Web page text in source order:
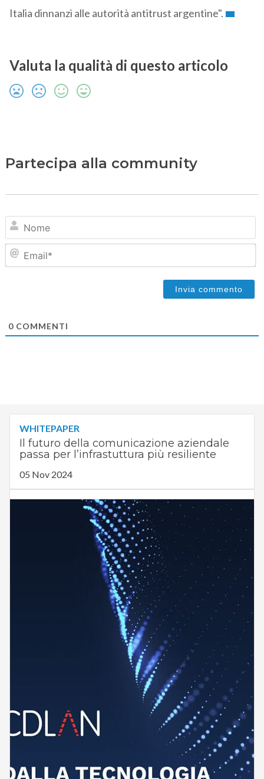
Italia dinnanzi alle autorità antitrust argentine".
Valuta la qualità di questo articolo
Partecipa alla community
0COMMENTI
WHITEPAPER
Il futuro della comunicazione aziendale
passa per l’infrastuttura più resiliente
05 Nov 2024